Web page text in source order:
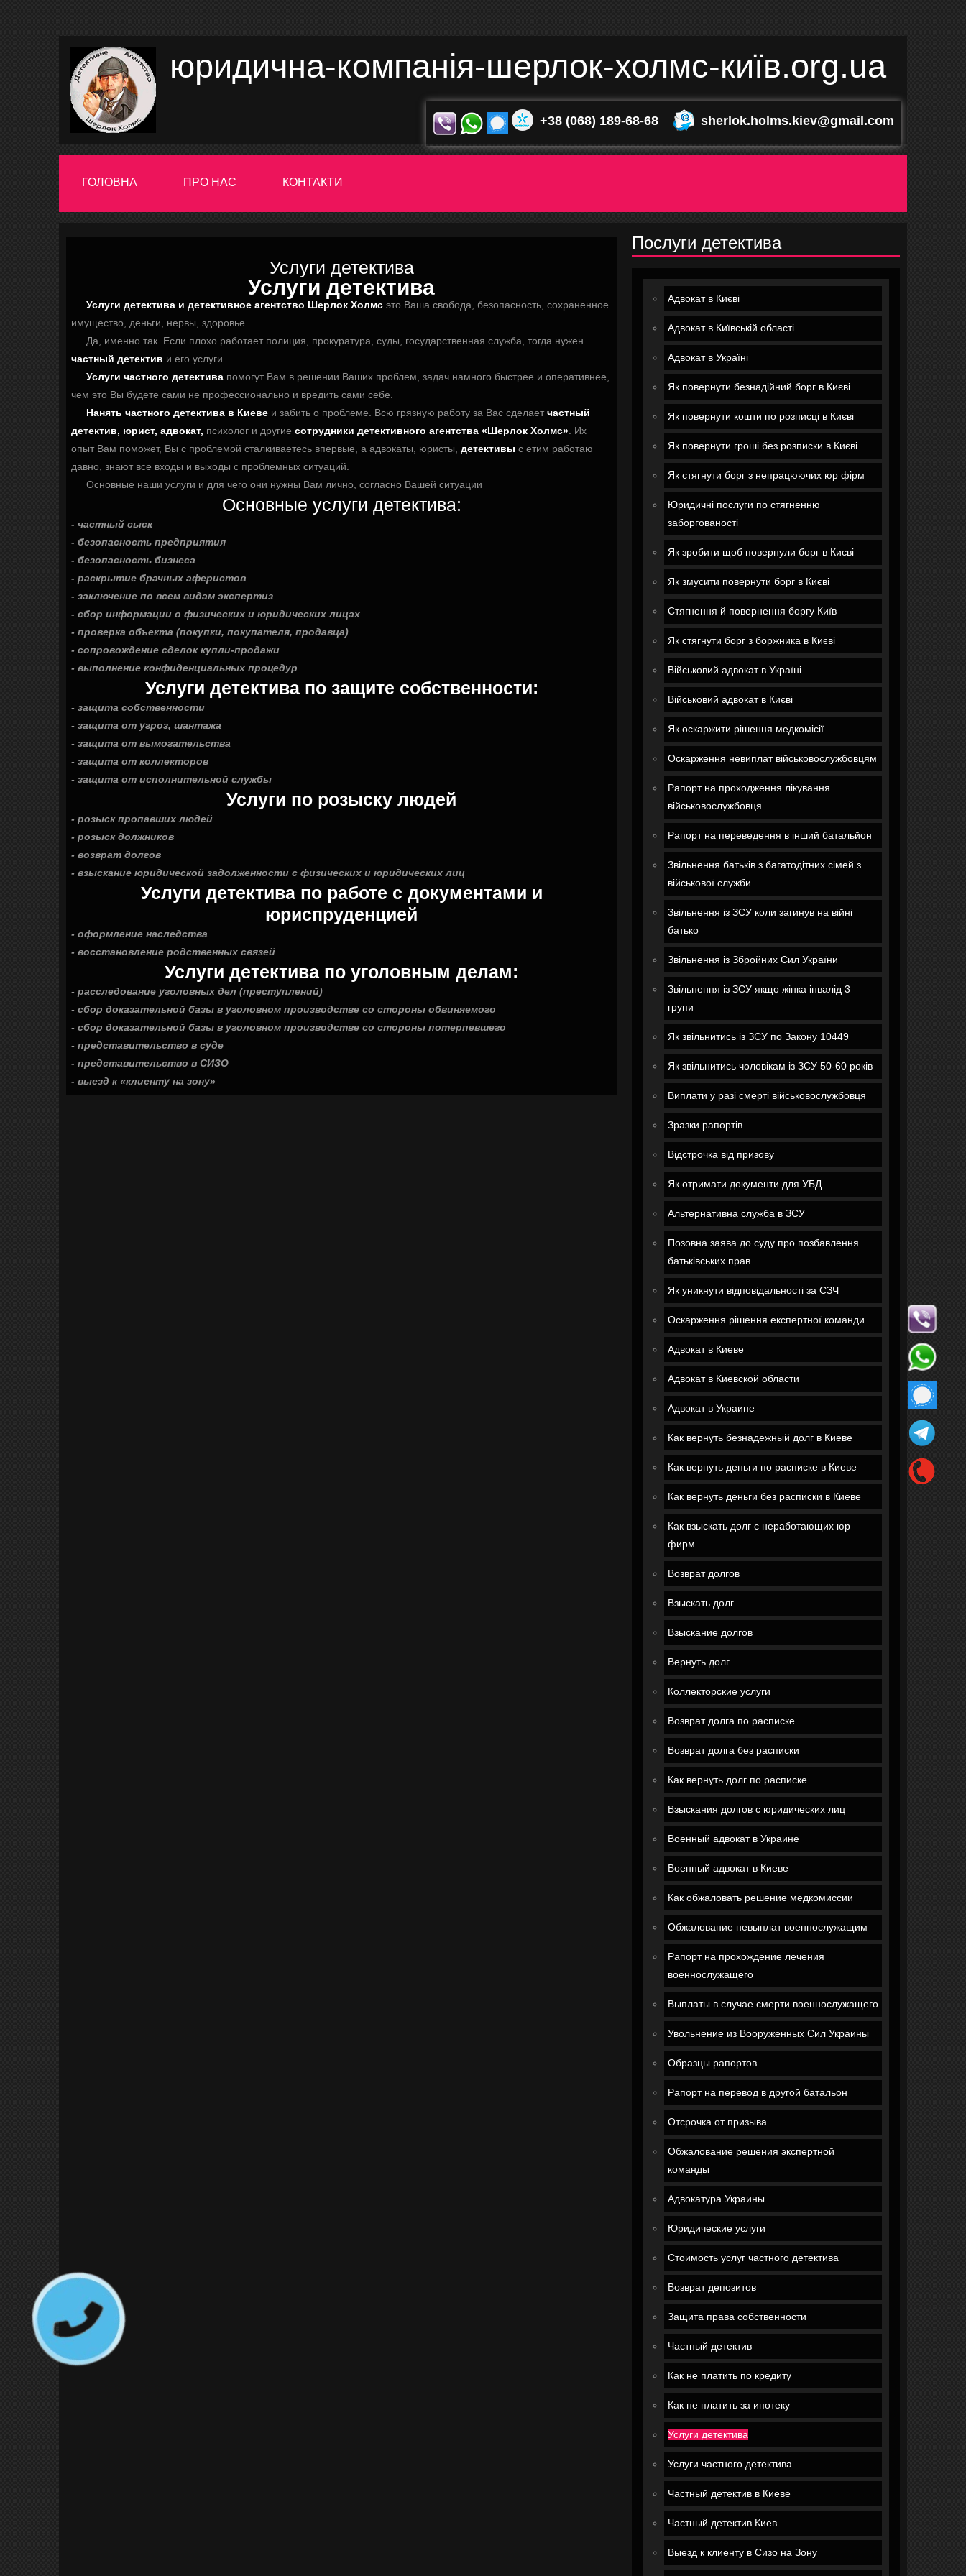
юридична-компанія-шерлок-холмс-київ.org.ua
+38 (068) 189-68-68 sherlok.holms.kiev@gmail.com
ГОЛОВНА ПРО НАС КОНТАКТИ
Услуги детектива
Услуги детектива
Услуги детектива и детективное агентство Шерлок Холмс это Ваша свобода, безопасность, сохраненное
имущество, деньги, нервы, здоровье…
Да, именно так. Если плохо работает полиция, прокуратура, суды, государственная служба, тогда нужен
частный детектив и его услуги.
Услуги частного детектива помогут Вам в решении Ваших проблем, задач намного быстрее и оперативнее,
чем это Вы будете сами не профессионально и вредить сами себе.
Нанять частного детектива в Киеве и забить о проблеме. Всю грязную работу за Вас сделает частный
детектив, юрист, адвокат, психолог и другие сотрудники детективного агентства «Шерлок Холмс» . Их
опыт Вам поможет, Вы с проблемой сталкиваетесь впервые, а адвокаты, юристы, детективы с етим работаю
давно, знают все входы и выходы с проблемных ситуаций.
Основные наши услуги и для чего они нужны Вам лично, согласно Вашей ситуации
Основные услуги детектива:
- частный сыск
- безопасность предприятия
- безопасность бизнеса
- раскрытие брачных аферистов
- заключение по всем видам экспертиз
- сбор информации о физических и юридических лицах
- проверка объекта (покупки, покупателя, продавца)
- сопровождение сделок купли-продажи
- выполнение конфиденциальных процедур
Услуги детектива по защите собственности:
- защита собственности
- защита от угроз, шантажа
- защита от вымогательства
- защита от коллекторов
- защита от исполнительной службы
Услуги по розыску людей
- розыск пропавших людей
- розыск должников
- возврат долгов
- взыскание юридической задолженности с физических и юридических лиц
Услуги детектива по работе с документами и
юриспруденцией
- оформление наследства
- восстановление родственных связей
Услуги детектива по уголовным делам:
- расследование уголовных дел (преступлений)
- сбор доказательной базы в уголовном производстве со стороны обвиняемого
- сбор доказательной базы в уголовном производстве со стороны потерпевшего
- представительство в суде
- представительство в СИЗО
- выезд к «клиенту на зону»
Послуги детектива
Адвокат в Києві
Адвокат в Київській області
Адвокат в Україні
Як повернути безнадійний борг в Києві
Як повернути кошти по розписці в Києві
Як повернути гроші без розписки в Києві
Як стягнути борг з непрацюючих юр фірм
Юридичні послуги по стягненню
заборгованості
Як зробити щоб повернули борг в Києві
Як змусити повернути борг в Києві
Стягнення й повернення боргу Київ
Як стягнути борг з боржника в Києві
Військовий адвокат в Україні
Військовий адвокат в Києві
Як оскаржити рішення медкомісії
Оскарження невиплат військовослужбовцям
Рапорт на проходження лікування
військовослужбовця
Рапорт на переведення в інший батальйон
Звільнення батьків з багатодітних сімей з
військової служби
Звільнення із ЗСУ коли загинув на війні
батько
Звільнення із Збройних Сил України
Звільнення із ЗСУ якщо жінка інвалід 3
групи
Як звільнитись із ЗСУ по Закону 10449
Як звільнитись чоловікам із ЗСУ 50-60 років
Виплати у разі смерті військовослужбовця
Зразки рапортів
Відстрочка від призову
Як отримати документи для УБД
Альтернативна служба в ЗСУ
Позовна заява до суду про позбавлення
батьківських прав
Як уникнути відповідальності за СЗЧ
Оскарження рішення експертної команди
Адвокат в Киеве
Адвокат в Киевской области
Адвокат в Украине
Как вернуть безнадежный долг в Киеве
Как вернуть деньги по расписке в Киеве
Как вернуть деньги без расписки в Киеве
Как взыскать долг с неработающих юр
фирм
Возврат долгов
Взыскать долг
Взыскание долгов
Вернуть долг
Коллекторские услуги
Возврат долга по расписке
Возврат долга без расписки
Как вернуть долг по расписке
Взыскания долгов с юридических лиц
Военный адвокат в Украине
Военный адвокат в Киеве
Как обжаловать решение медкомиссии
Обжалование невыплат военнослужащим
Рапорт на прохождение лечения
военнослужащего
Выплаты в случае смерти военнослужащего
Увольнение из Вооруженных Сил Украины
Образцы рапортов
Рапорт на перевод в другой батальон
Отсрочка от призыва
Обжалование решения экспертной
команды
Адвокатура Украины
Юридические услуги
Стоимость услуг частного детектива
Возврат депозитов
Защита права собственности
Частный детектив
Как не платить по кредиту
Как не платить за ипотеку
Услуги детектива
Услуги частного детектива
Частный детектив в Киеве
Частный детектив Киев
Выезд к клиенту в Сизо на Зону